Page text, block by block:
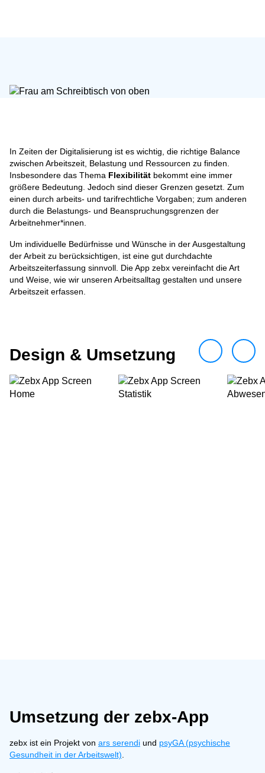
In Zeiten der Digitalisierung ist es wichtig, die richtige Balance
zwischen Arbeitszeit, Belastung und Ressourcen zu finden.
Insbesondere das Thema Flexibilität bekommt eine immer
größere Bedeutung. Jedoch sind dieser Grenzen gesetzt. Zum
einen durch arbeits- und tarifrechtliche Vorgaben; zum anderen
durch die Belastungs- und Beanspruchungsgrenzen der
Arbeitnehmer*innen.
Um individuelle Bedürfnisse und Wünsche in der Ausgestaltung
der Arbeit zu berücksichtigen, ist eine gut durchdachte
Arbeitszeiterfassung sinnvoll. Die App zebx vereinfacht die Art
und Weise, wie wir unseren Arbeitsalltag gestalten und unsere
Arbeitszeit erfassen.
Design & Umsetzung
Umsetzung der zebx-App
zebx ist ein Projekt von ars serendi und psyGA (psychische
Gesundheit in der Arbeitswelt).